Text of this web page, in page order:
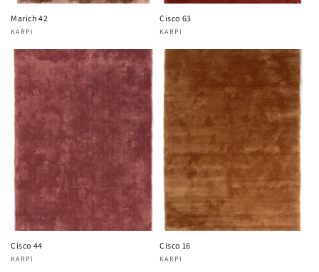
Marich 42
Fournisseur :
KARPI
Cisco 63
Fournisseur :
KARPI
Cisco 44
Fournisseur :
KARPI
Cisco 16
Fournisseur :
KARPI